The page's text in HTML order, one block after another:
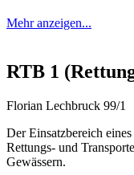
Mehr anzeigen...
RTB 1
Florian Lechbruck 99/1
Der Einsatzbereich
Rettungs- und
Gewässern.